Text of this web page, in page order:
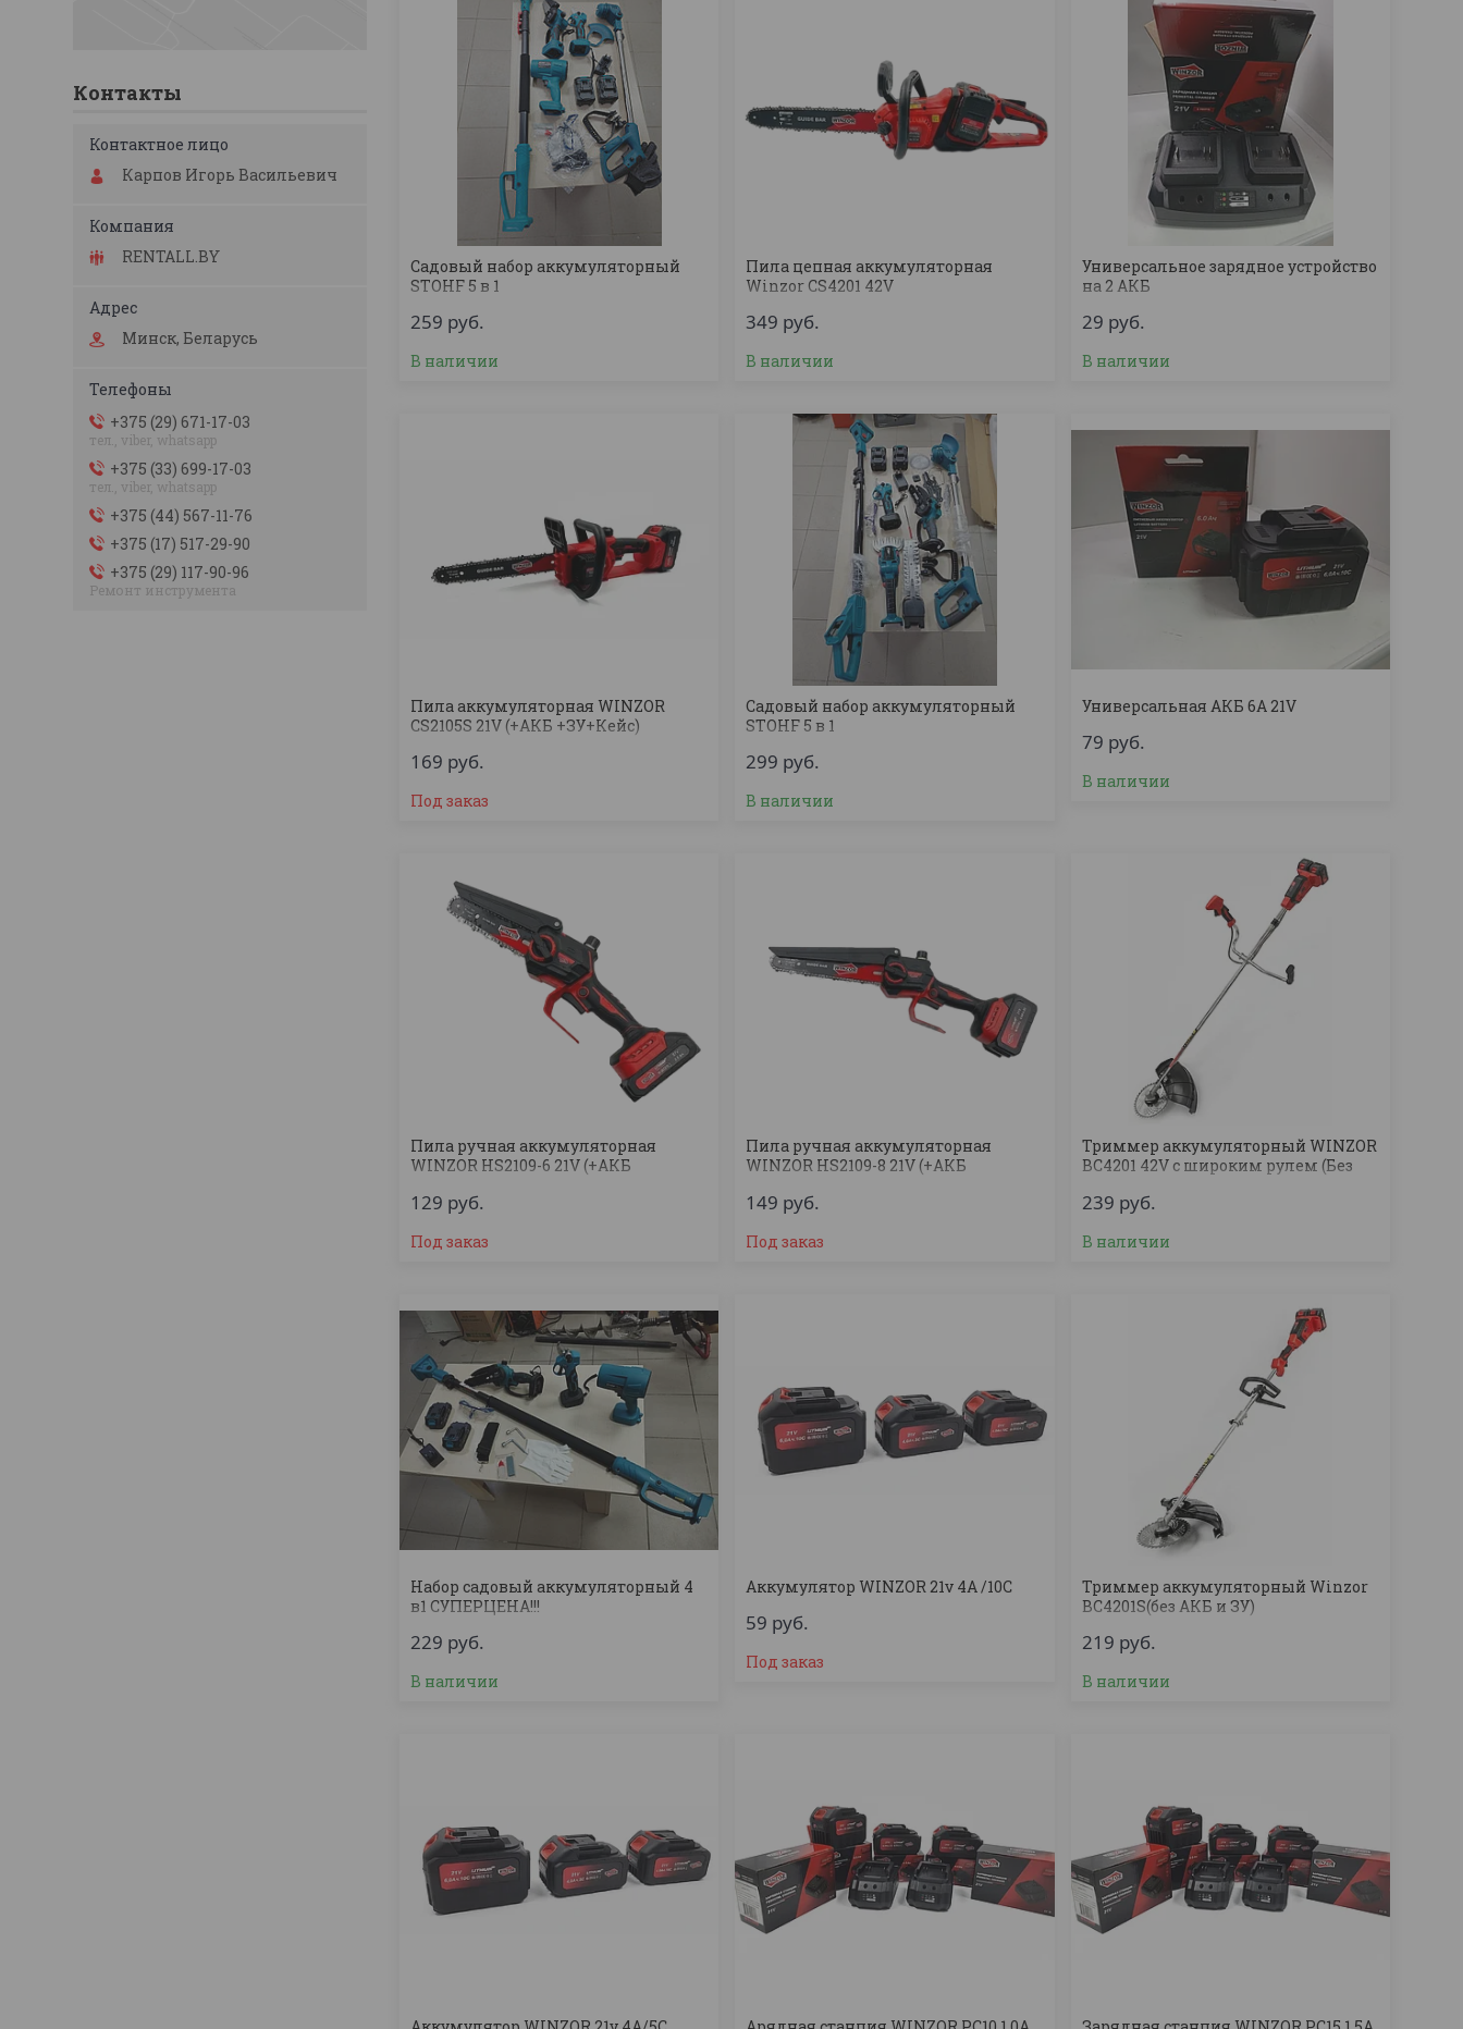
Садовый набор аккумуляторный
STOHF 5 в 1
259 руб.
В наличии
Пила цепная аккумуляторная
Winzor CS4201 42V
349 руб.
В наличии
Универсальное зарядное устройство
на 2 АКБ
29 руб.
В наличии
Пила аккумуляторная WINZOR
CS2105S 21V (+АКБ +ЗУ+Кейс)
169 руб.
Под заказ
Садовый набор аккумуляторный
STOHF 5 в 1
299 руб.
В наличии
Универсальная АКБ 6А 21V
79 руб.
В наличии
Пила ручная аккумуляторная
WINZOR HS2109-6 21V (+АКБ
129 руб.
Под заказ
Пила ручная аккумуляторная
WINZOR HS2109-8 21V (+АКБ
149 руб.
Под заказ
Триммер аккумуляторный WINZOR
BC4201 42V с широким рулем (Без
239 руб.
В наличии
Набор садовый аккумуляторный 4
в1 СУПЕРЦЕНА!!!
229 руб.
В наличии
Аккумулятор WINZOR 21v 4A /10C
59 руб.
Под заказ
Триммер аккумуляторный Winzor
BC4201S(без АКБ и ЗУ)
219 руб.
В наличии
Контакты
Карпов Игорь Васильевич
RENTALL.BY
Минск, Беларусь
+375 (29) 671-17-03
тел., viber, whatsapp
+375 (33) 699-17-03
тел., viber, whatsapp
+375 (44) 567-11-76
+375 (17) 517-29-90
+375 (29) 117-90-96
Ремонт инструмента